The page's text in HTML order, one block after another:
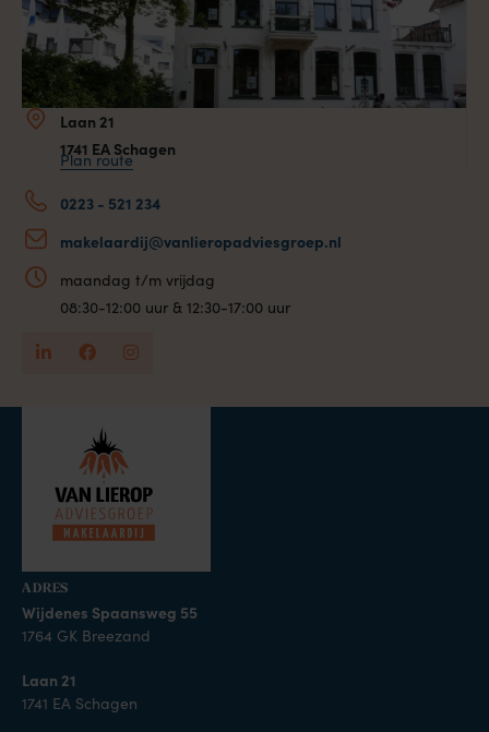
Laan 21
1741 EA Schagen
Plan route
0223 - 521 234
makelaardij@vanlieropadviesgroep.nl
maandag t/m vrijdag
08:30-12:00 uur & 12:30-17:00 uur
ADRES
Wijdenes Spaansweg 55
1764 GK Breezand
Laan 21
1741 EA Schagen